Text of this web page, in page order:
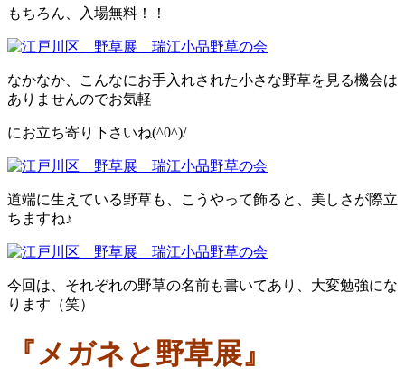
もちろん、入場無料！！
なかなか、こんなにお手入れされた小さな野草を見る機会は
ありませんのでお気軽
にお立ち寄り下さいね(^0^)/
道端に生えている野草も、こうやって飾ると、美しさが際立
ちますね♪
今回は、それぞれの野草の名前も書いてあり、大変勉強にな
ります（笑）
『メガネと野草展』